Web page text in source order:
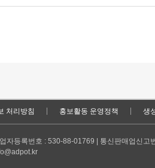
처리방침 홍보활동 운영정책 생
자등록번호 : 530-88-01769 | 통신판매업신